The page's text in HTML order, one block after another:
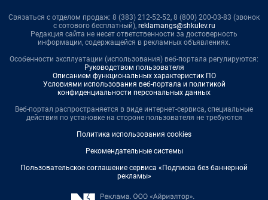
Связаться с отделом продаж: 8 (383) 212-52-52, 8 (800) 200-03-83 (звонок
с сотового бесплатный), reklamangs@shkulev.ru
Редакция сайта не несет ответственности за достоверность
информации, содержащейся в рекламных объявлениях.
Особенности эксплуатации (использования) веб-портала регулируются:
Руководством пользователя
Описанием функциональных характеристик ПО
Условиями использования веб-портала и политикой
конфиденциальности персональных данных
Веб-портал распространяется в виде интернет-сервиса, специальные
действия по установке на стороне пользователя не требуются
Политика использования cookies
Рекомендательные системы
Пользовательское соглашение сервиса «Подписка без баннерной
рекламы»